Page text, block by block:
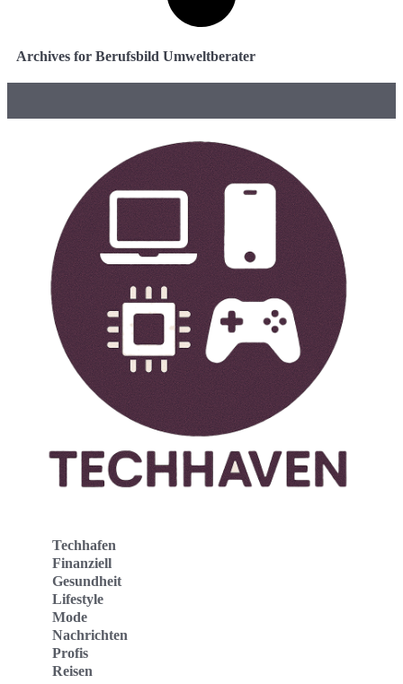
Archives for Berufsbild Umweltberater
Techhafen
Finanziell
Gesundheit
Lifestyle
Mode
Nachrichten
Profis
Reisen